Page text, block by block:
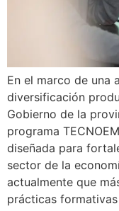
En el marco de una
diversificación
Gobierno de la
programa
diseñada para
sector de la
actualmente que
prácticas